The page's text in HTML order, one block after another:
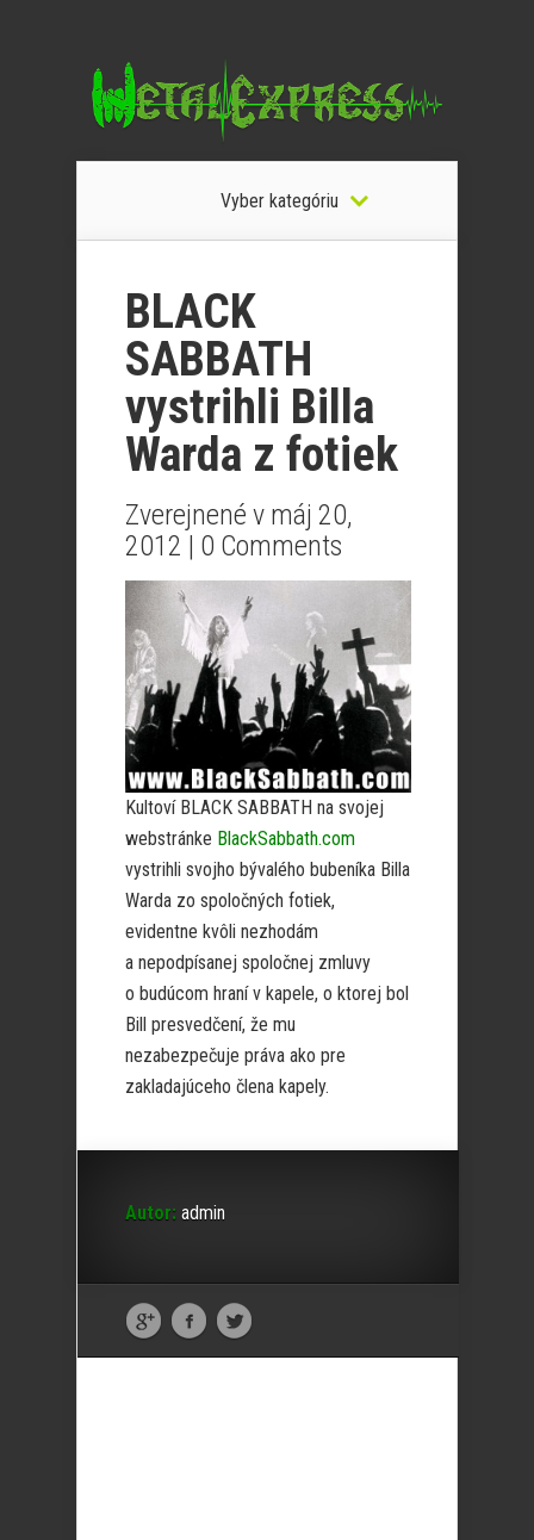
Vyber kategóriu
BLACK
SABBATH
vystrihli Billa
Warda z fotiek
Zverejnené v máj 20,
2012 | 0 Comments
Kultoví BLACK SABBATH na svojej
webstránke BlackSabbath.com
vystrihli svojho bývalého bubeníka Billa
Warda zo spoločných fotiek,
evidentne kvôli nezhodám
a nepodpísanej spoločnej zmluvy
o budúcom hraní v kapele, o ktorej bol
Bill presvedčení, že mu
nezabezpečuje práva ako pre
zakladajúceho člena kapely.
Autor: admin